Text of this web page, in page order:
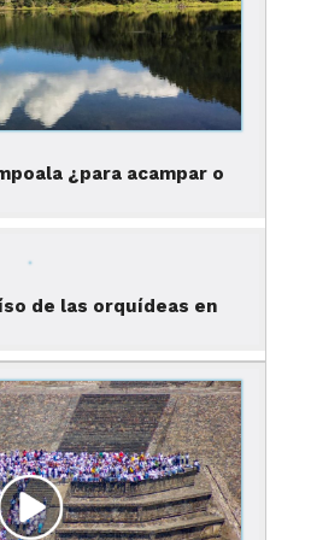
al cerro del
Tepozteco primero tienes
, hermoso pueblo mágico
¿para acampar o
de las orquídeas en